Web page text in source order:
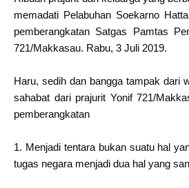
memadati Pelabuhan Soekarno
pemberangkatan Satgas Pamtas
721/Makkasau. Rabu, 3 Juli 2019.
Haru, sedih dan bangga tampak dari
sahabat dari prajurit Yonif 721/
pemberangkatan
1. Menjadi tentara bukan suatu hal
tugas negara menjadi dua hal yang